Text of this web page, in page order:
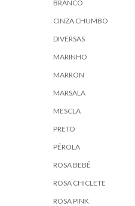
BRANCO
CINZA CHUMBO
DIVERSAS
MARINHO
MARRON
MARSALA
MESCLA
PRETO
PÉROLA
ROSA BEBÊ
ROSA CHICLETE
ROSA PINK